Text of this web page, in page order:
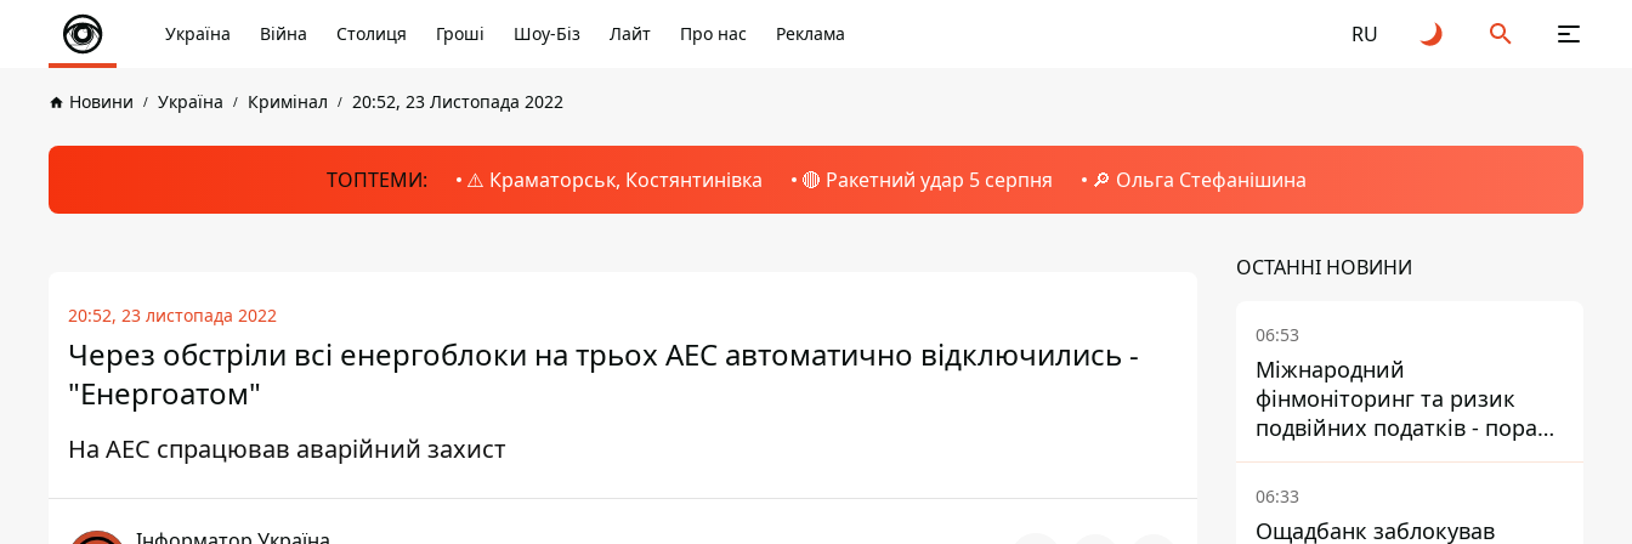
Україна Війна Столиця Гроші Шоу-Біз Лайт Про нас Реклама RU
Новини Україна Кримінал 20:52, 23 Листопада 2022
ТОПТЕМИ: ⚠️ Краматорськ, Костянтинівка 🔴 Ракетний удар 5 серпня 🔎 Ольга Стефанішина
20:52, 23 листопада 2022
Через обстріли всі енергоблоки на трьох АЕС автоматично відключились -
"Енергоатом"
На АЕС спрацював аварійний захист
ОСТАННІ НОВИНИ
06:53
Міжнародний
фінмоніторинг та ризик
подвійних податків - поради
українцям в Польщі
06:33
Ощадбанк заблокував